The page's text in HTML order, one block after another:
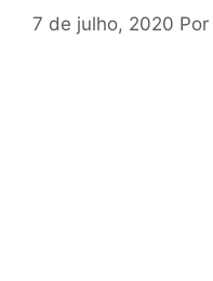
7 de julho, 2020 Por